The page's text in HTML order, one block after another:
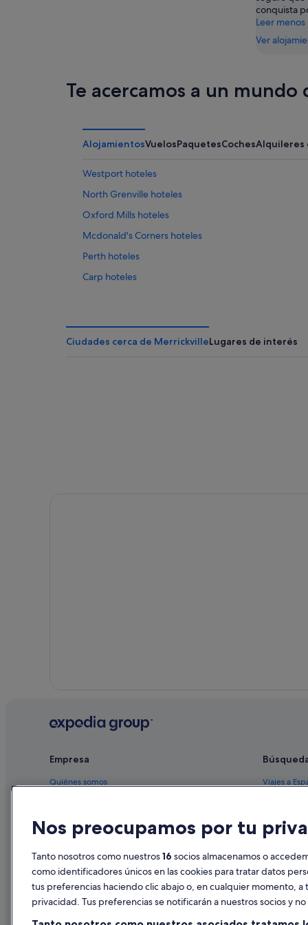
conquista
Leer menos
Ver
Te acercamos a un mundo
AlojamientosVuelosPaquetesCochesAlquileres
Westport hoteles
North Grenville hoteles
Oxford Mills hoteles
Mcdonald's Corners hoteles
Perth hoteles
Carp hoteles
Manotick hoteles
Ciudades cerca de MerrickvilleLugares de interés
Empresa
Quiénes somos
Anuncia tu alojamiento
Prensa
Viajes a
Alquileres
Vuelos
Alquiler de
Nos preocupamos por tu
Tanto nosotros como nuestros16 socios almacenamos o
como identificadores únicos en las cookies para tratar datos
tus preferencias haciendo clic abajo o, en cualquier momento,
privacidad. Tus preferencias se notificarán a nuestros socios y